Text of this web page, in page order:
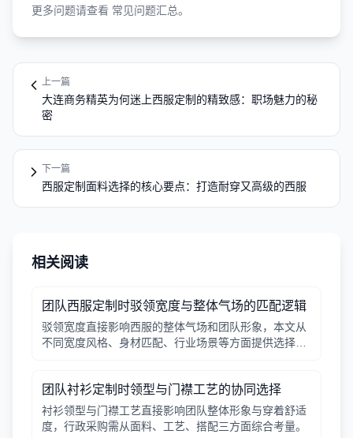
更多问题请查看 常见问题汇总。
上一篇
大连商务精英为何迷上西服定制的精致感：职场魅力的秘
密
下一篇
西服定制面料选择的核心要点：打造耐穿又高级的西服
相关阅读
团队西服定制时驳领宽度与整体气场的匹配逻辑
驳领宽度直接影响西服的整体气场和团队形象，本文从
不同宽度风格、身材匹配、行业场景等方面提供选择逻
团队衬衫定制时领型与门襟工艺的协同选择
衬衫领型与门襟工艺直接影响团队整体形象与穿着舒适
度，行政采购需从面料、工艺、搭配三方面综合考量。